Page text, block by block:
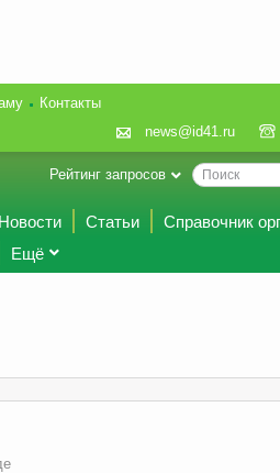
Контакты
news@id41.ru
Рейтинг запросов
Новости Статьи
Справочник
Ещё